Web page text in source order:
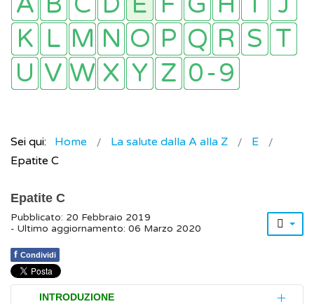
Sei qui: Home La salute dalla A alla Z
E
Epatite C
Epatite C
Pubblicato: 20 Febbraio 2019
- Ultimo aggiornamento: 06 Marzo 2020
f Condividi
INTRODUZIONE